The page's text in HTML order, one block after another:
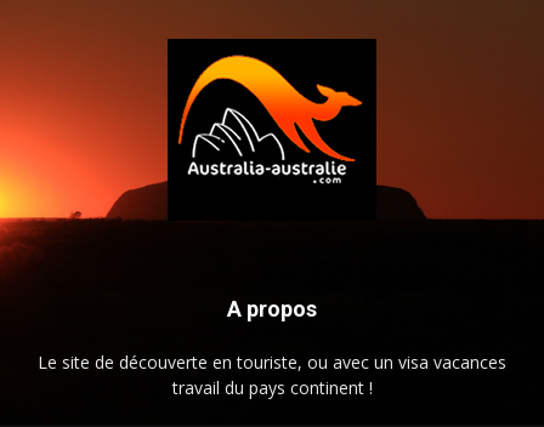
A propos
Le site de découverte en touriste, ou avec un visa vacances
travail du pays continent !